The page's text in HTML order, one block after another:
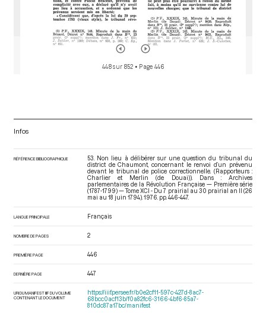
448 sur 852 • Page 446
Infos
RÉFÉRENCE BIBLIOGRAPHIQUE
53. Non lieu à délibérer sur une question du tribunal du
district de Chaumont, concernant le renvoi d’un prévenu
devant le tribunal de police correctionnelle. (Rapporteurs :
Charlier et Merlin (de Douai)). Dans : Archives
parlementaires de la Révolution Française — Première série
(1787-1799) — Tome XCI - Du 7 prairial au 30 prairial an II (26
mai au 18 juin 1794) . 1976. pp. 446-447.
LANGUE PRINCIPALE Français
NOMBRE DE PAGES 2
PREMIÈRE PAGE 446
DERNIÈRE PAGE 447
URI DU MANIFEST IIIF DU VOLUME
CONTENANT LE DOCUMENT
https://iiif.persee.fr/b0e2cf11-597c-427d-8ac7-
68bcc0acf13b/f0a82fc6-3166-4bf6-85a7-
810dc87a17bc/manifest